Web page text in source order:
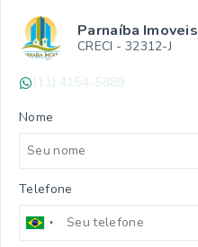
Parnaíba Imoveis
CRECI - 32312-J
(11) 4154-5889
Nome
Telefone